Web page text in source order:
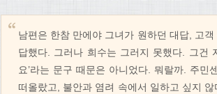
남편은 한참 만에야 그녀가 원하던 대답, 고
답했다. 그러나 희수는 그러지 못했다. 그건
요’라는 문구 때문은 아니었다. 뭐랄까. 주
떠올랐고, 불안과 염려 속에서 일하고 싶지